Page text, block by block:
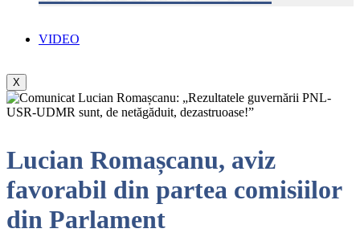
VIDEO
X
Lucian Romașcanu, aviz
favorabil din partea comisiilor
din Parlament